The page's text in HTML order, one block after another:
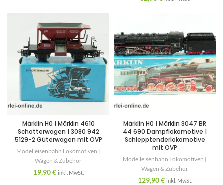
Märklin H0 | Märklin 4610
Schotterwagen | 3080 942
5129-2 Güterwagen mit OVP
Modelleisenbahn Lokomotiven |
Wagen & Zubehör
19,90€ inkl. MwSt.
Märklin H0 | Märklin 3047 BR
44 690 Dampflokomotive |
Schlepptenderlokomotive
mit OVP
Modelleisenbahn Lokomotiven |
Wagen & Zubehör
129,90€ inkl. MwSt.